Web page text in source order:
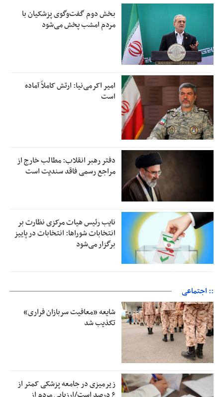
بخش دوم گفت‌وگوی پزشکیان با
مردم امشب پخش می‌شود
امیر اکرمی‌نیا: ارتش کاملاً آماده
است
دفتر رهبر انقلاب: مطالب خارج از
مراجع رسمی فاقد سندیت است
نایب رئیس هیات مرکزی نظارت بر
انتخابات شوراها: انتخابات در پاییز
برگزار می‌شود
:: اجتماعی
شایعه «معافیت سربازان فراری»
تکذیب شد
زیرمیزی در جامعه پزشکی کمتر از